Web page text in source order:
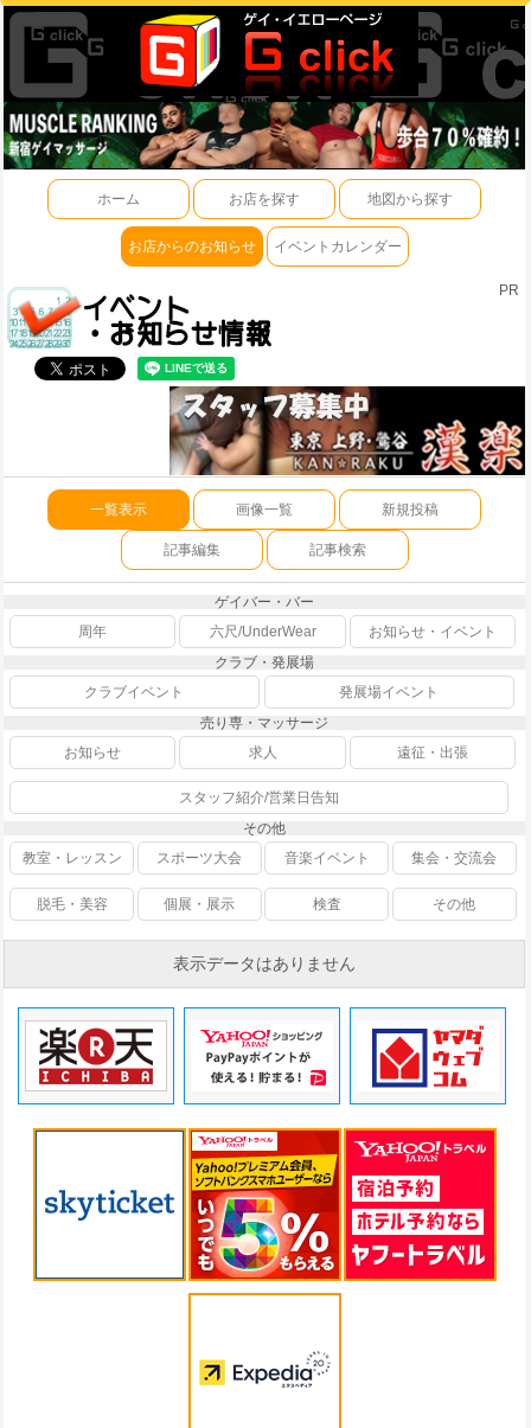
ホーム お店を探す 地図から探す
お店からのお知らせ イベントカレンダー
PR
一覧表示 画像一覧 新規投稿
記事編集 記事検索
ゲイバー・バー
周年
六尺/UnderWear
お知らせ・イベント
クラブ・発展場
クラブイベント
発展場イベント
売り専・マッサージ
お知らせ
求人 遠征・出張
スタッフ紹介/営業日告知
その他
教室・レッスン
スポーツ大会 音楽イベント 集会・交流会
脱毛・美容 個展・展示 検査 その他
表示データはありません